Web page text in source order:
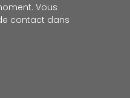
Vous
contact dans